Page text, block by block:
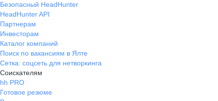
Безопасный HeadHunter
HeadHunter API
Партнерам
Инвесторам
Каталог компаний
Поиск по вакансиям в Ялте
Сетка: соцсеть для нетворкинга
Соискателям
hh PRO
Готовое резюме